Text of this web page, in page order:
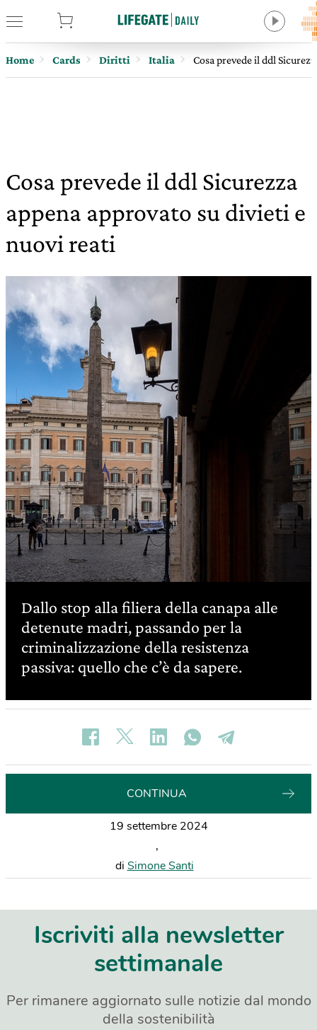
Home Cards Diritti Italia Cosa prevede il ddl
Cosa prevede il ddl Sicurezza
appena approvato su divieti e
nuovi reati
Dallo stop alla filiera della canapa alle
detenute madri, passando per la
criminalizzazione della resistenza
passiva: quello che c’è da sapere.
CONTINUA
19 settembre 2024
,
di Simone Santi
Iscriviti alla newsletter
settimanale
Per rimanere aggiornato sulle notizie dal mondo
della sostenibilità